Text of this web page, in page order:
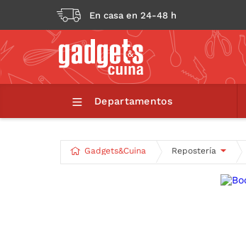
En casa en 24-48 h
Departamentos
Gadgets&Cuina Repostería